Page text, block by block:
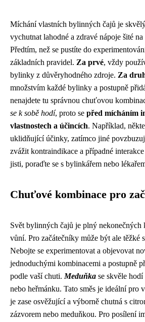
Míchání vlastních bylinných čajů je
vychutnat lahodné a zdravé nápoje šité
Předtím, než se pustíte do
základních pravidel. Za prvé, vždy
bylinky z důvěryhodného zdroje. Za
množstvím každé bylinky a postupně
nenajdete tu správnou chuťovou
se k sobě hodí, proto se před mícháním
vlastnostech a účincích. Například,
uklidňující účinky, zatímco jiné
zvážit kontraindikace a případné
jisti, poraďte se s bylinkářem nebo
Chuťové kombinace pro
Svět bylinných čajů je plný nekonečných
vůní. Pro začátečníky může být ale těžké
Nebojte se experimentovat a objevovat
jednoduchými kombinacemi a postupně
podle vaší chuti. Meduňka se skvěle
nebo heřmánku. Tato směs je ideální pro
je zase osvěžující a výborně chutná s
zázvorem nebo meduňkou. Pro posílení